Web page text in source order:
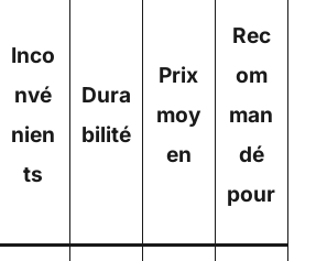
Inco
nvé
nien
ts
Dura
bilité
Prix
moy
en
Rec
om
man
dé
pour